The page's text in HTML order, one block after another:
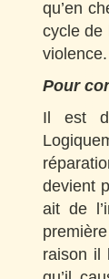
qu’en
cycle de
violence.
Pour
Il est
devient
ait de
raison il